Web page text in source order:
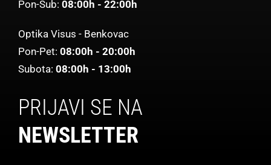
Pon-Sub: 08:00h - 22:00h
Optika Visus - Benkovac
Pon-Pet: 08:00h - 20:00h
Subota: 08:00h - 13:00h
PRIJAVI SE NA
NEWSLETTER